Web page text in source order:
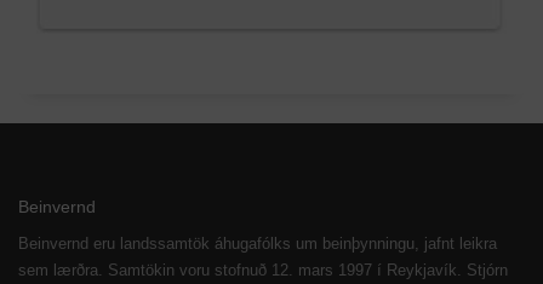
Beinvernd
Beinvernd eru landssamtök áhugafólks um beinþynningu, jafnt leikra
sem lærðra. Samtökin voru stofnuð 12. mars 1997 í Reykjavík. Stjórn